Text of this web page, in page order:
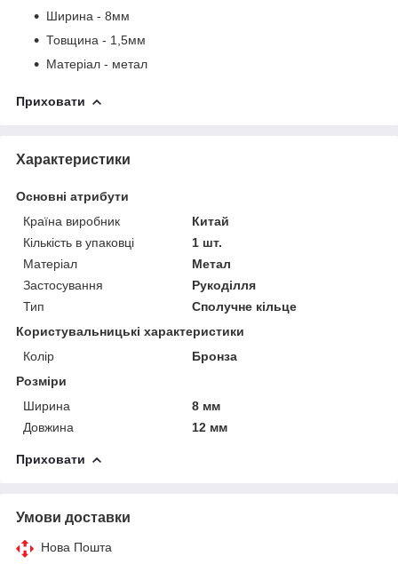
Ширина - 8мм
Товщина - 1,5мм
Матеріал - метал
Приховати
Характеристики
Основні атрибути
Країна виробник
Китай
Кількість в упаковці
1 шт.
Матеріал
Метал
Застосування
Рукоділля
Тип
Сполучне кільце
Користувальницькі характеристики
Колір
Бронза
Розміри
Ширина
8 мм
Довжина
12 мм
Приховати
Умови доставки
Нова Пошта